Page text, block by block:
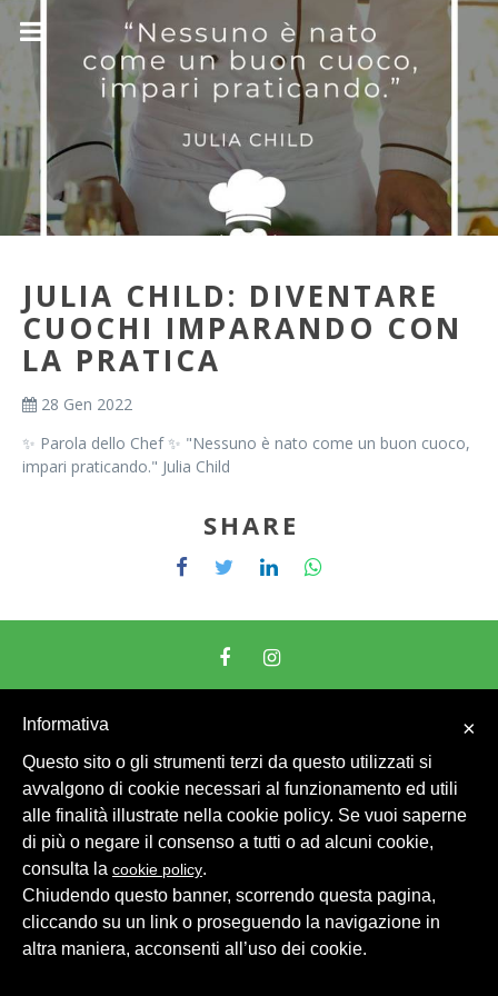
JULIA CHILD: DIVENTARE
CUOCHI IMPARANDO CON
LA PRATICA
28 Gen 2022
✨ Parola dello Chef ✨ "Nessuno è nato come un buon cuoco,
impari praticando." Julia Child
SHARE
© 2026 Intesa Grandi Impianti Srl Dati Personali
×
Informativa
Questo sito o gli strumenti terzi da questo utilizzati si
avvalgono di cookie necessari al funzionamento ed utili
alle finalità illustrate nella cookie policy. Se vuoi saperne
di più o negare il consenso a tutti o ad alcuni cookie,
consulta la cookie policy.
Chiudendo questo banner, scorrendo questa pagina,
cliccando su un link o proseguendo la navigazione in
altra maniera, acconsenti all’uso dei cookie.